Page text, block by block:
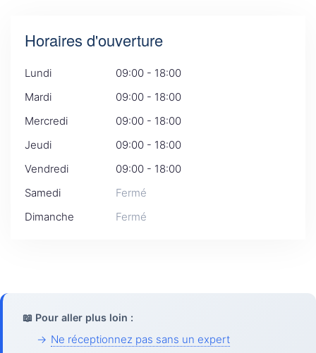
Horaires d'ouverture
Lundi
09:00 - 18:00
Mardi
09:00 - 18:00
Mercredi
09:00 - 18:00
Jeudi
09:00 - 18:00
Vendredi
09:00 - 18:00
Samedi
Fermé
Dimanche
Fermé
📖 Pour aller plus loin :
→ Ne réceptionnez pas sans un expert